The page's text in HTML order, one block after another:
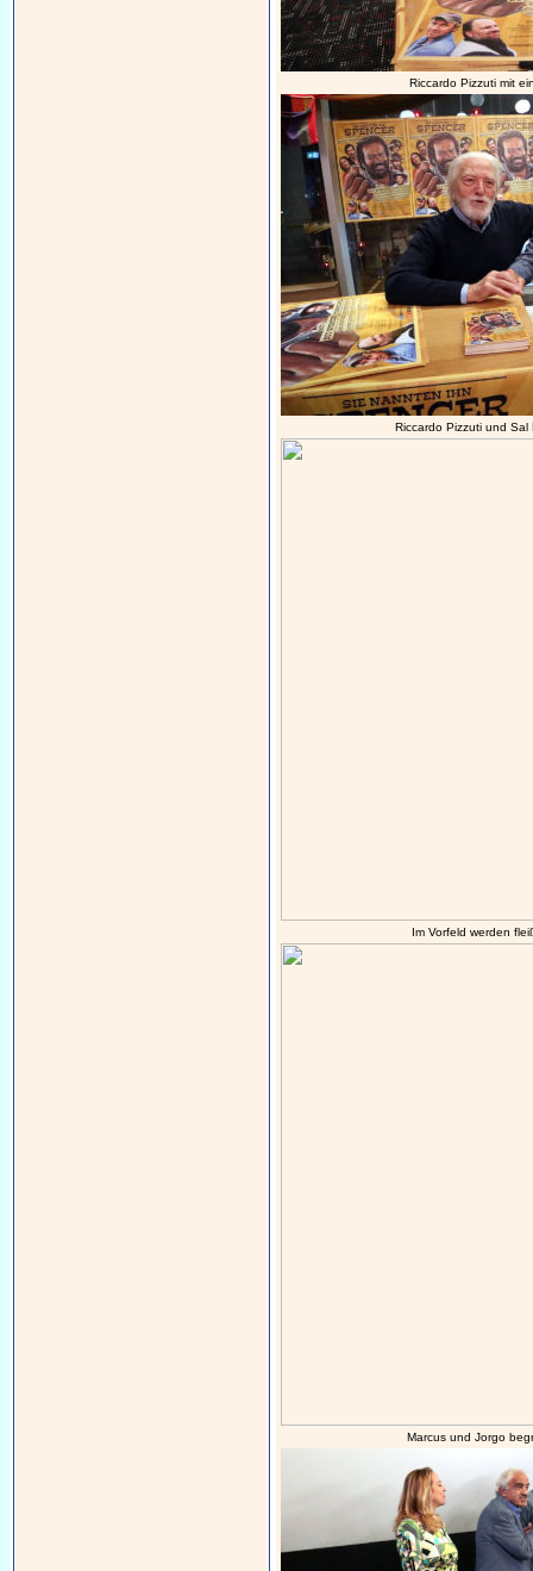
Riccardo Pizzuti mit
Riccardo Pizzuti und
Im Vorfeld werden
Marcus und Jorgo